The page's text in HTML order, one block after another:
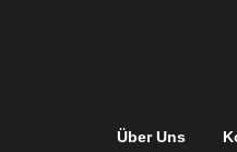
Über Uns